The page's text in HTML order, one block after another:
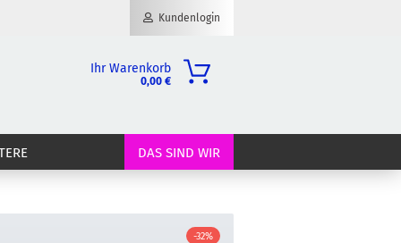
Kundenlogin
Ihr Warenkorb
0,00 €
DAS SIND WIR
-32%